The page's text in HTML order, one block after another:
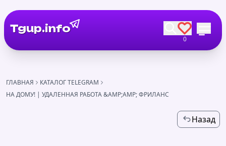
Tgup.info
0
ГЛАВНАЯ
КАТАЛОГ TELEGRAM
НА ДОМУ! | УДАЛЕННАЯ РАБОТА &AMP;AMP; ФРИЛАНС
Назад